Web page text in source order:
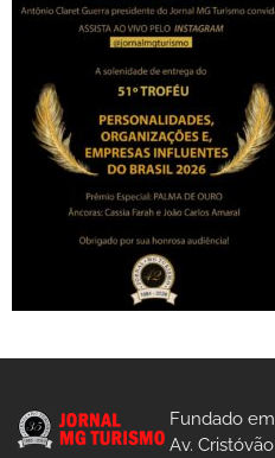
Fundado
Av.